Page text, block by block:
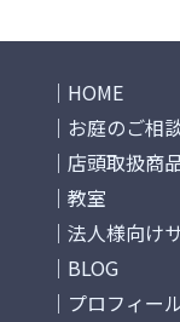
HOME
お庭のご相
店頭取扱商
教室
法人様向け
BLOG
プロフィー